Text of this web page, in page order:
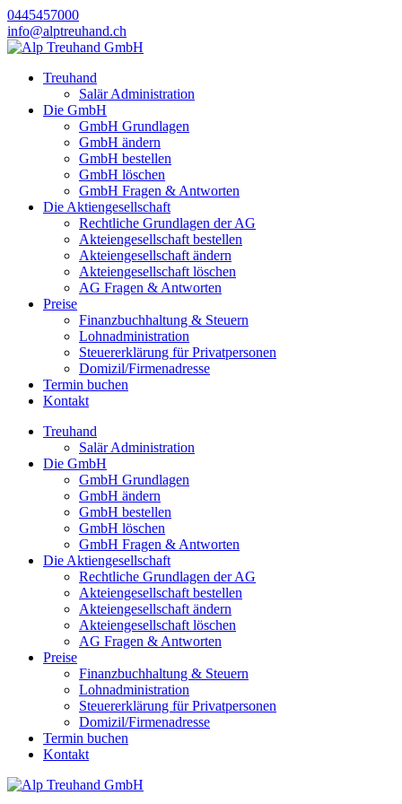
0445457000
info@alptreuhand.ch
Treuhand
Salär Administration
Die GmbH
GmbH Grundlagen
GmbH ändern
GmbH bestellen
GmbH löschen
GmbH Fragen & Antworten
Die Aktiengesellschaft
Rechtliche Grundlagen der AG
Akteiengesellschaft bestellen
Akteiengesellschaft ändern
Akteiengesellschaft löschen
AG Fragen & Antworten
Preise
Finanzbuchhaltung & Steuern
Lohnadministration
Steuererklärung für Privatpersonen
Domizil/Firmenadresse
Termin buchen
Kontakt
Treuhand
Salär Administration
Die GmbH
GmbH Grundlagen
GmbH ändern
GmbH bestellen
GmbH löschen
GmbH Fragen & Antworten
Die Aktiengesellschaft
Rechtliche Grundlagen der AG
Akteiengesellschaft bestellen
Akteiengesellschaft ändern
Akteiengesellschaft löschen
AG Fragen & Antworten
Preise
Finanzbuchhaltung & Steuern
Lohnadministration
Steuererklärung für Privatpersonen
Domizil/Firmenadresse
Termin buchen
Kontakt